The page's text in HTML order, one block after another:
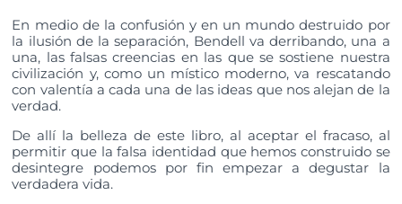
En medio de la confusión y en un mundo destruido por
la ilusión de la separación, Bendell va derribando, una a
una, las falsas creencias en las que se sostiene nuestra
civilización y, como un místico moderno, va rescatando
con valentía a cada una de las ideas que nos alejan de la
verdad.
De allí la belleza de este libro, al aceptar el fracaso, al
permitir que la falsa identidad que hemos construido se
desintegre podemos por fin empezar a degustar la
verdadera vida.